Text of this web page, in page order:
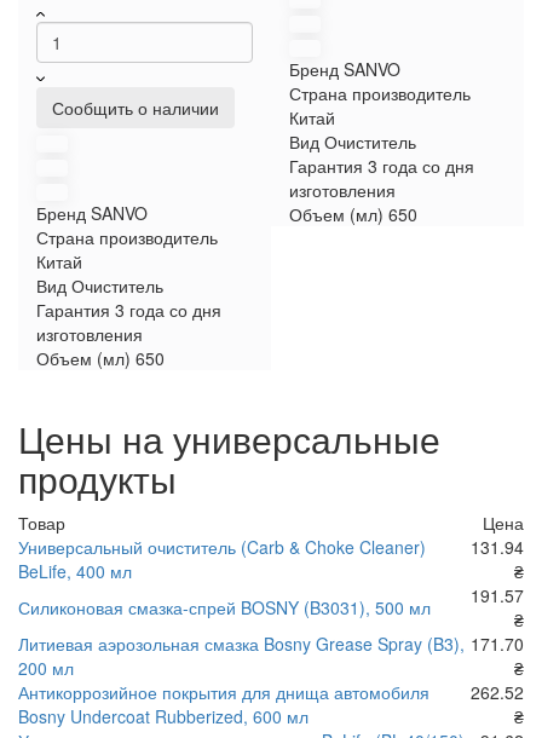
Сообщить о наличии
Бренд SANVO
Страна производитель
Китай
Вид Очиститель
Гарантия 3 года со дня
изготовления
Объем (мл) 650
Бренд SANVO
Страна производитель
Китай
Вид Очиститель
Гарантия 3 года со дня
изготовления
Объем (мл) 650
Цены на универсальные
продукты
Товар
Цена
Универсальный очиститель (Carb & Choke Cleaner)
BeLife, 400 мл
131.94
₴
Силиконовая смазка-спрей BOSNY (B3031), 500 мл
191.57
₴
Литиевая аэрозольная смазка Bosny Grease Spray (B3),
200 мл
171.70
₴
Антикоррозийное покрытия для днища автомобиля
Bosny Undercoat Rubberized, 600 мл
262.52
₴